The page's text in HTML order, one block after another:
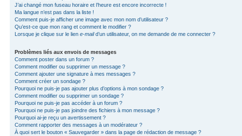
J’ai changé mon fuseau horaire et l’heure est encore incorrecte !
Ma langue n’est pas dans la liste !
Comment puis-je afficher une image avec mon nom d’utilisateur ?
Qu’est-ce que mon rang et comment le modifier ?
Lorsque je clique sur le lien e-maild’un utilisateur, on me demande de me connecter ?
Problèmes liés aux envois de messages
Comment poster dans un forum ?
Comment modifier ou supprimer un message ?
Comment ajouter une signature à mes messages ?
Comment créer un sondage ?
Pourquoi ne puis-je pas ajouter plus d’options à mon sondage ?
Comment modifier ou supprimer un sondage ?
Pourquoi ne puis-je pas accéder à un forum ?
Pourquoi ne puis-je pas joindre des fichiers à mon message ?
Pourquoi ai-je reçu un avertissement ?
Comment rapporter des messages à un modérateur ?
À quoi sert le bouton « Sauvegarder » dans la page de rédaction de message ?